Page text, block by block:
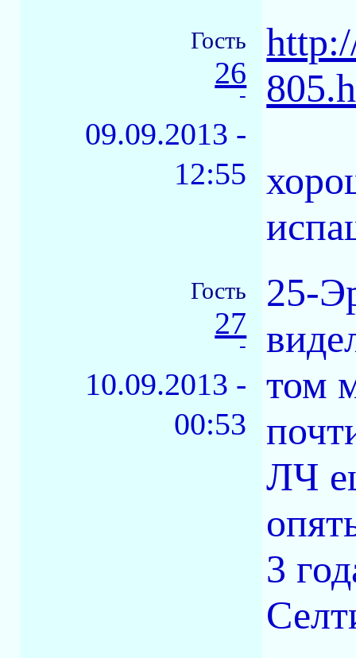
Гость
26
-
09.09.2013 -
12:55
Гость
27
-
10.09.2013 -
00:53
25-
том
ЛЧ
3